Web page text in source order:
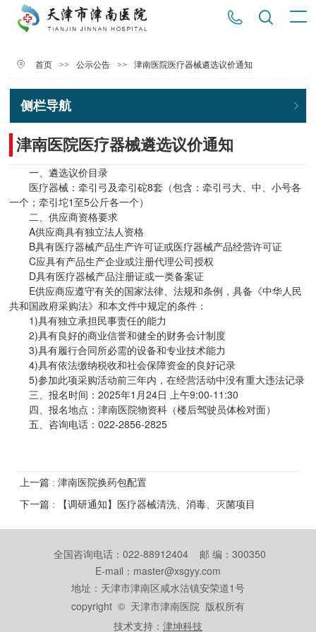
首页 >> 公示公告 >> 津南医院医疗器械遴选议价通知
侧栏导航
津南医院医疗器械遴选议价通知
一、遴选议价目录
医疗器械：牵引弓及牵引砣8套（包含：牵引弓大、中、小号各
一个；牵引坨1至5公斤各一个）
二、供应商资格要求
A供应商具有独立法人资格
B具有医疗器械产品生产许可证或医疗器械产品经营许可证
C应具有产品生产企业或注册代理公司授权
D具有医疗器械产品注册证或一类备案证
E供应商应遵守有关的国家法律、法规和条例，具备《中华人民
共和国政府采购法》和本文件中规定的条件：
1)具有独立承担民事责任的能力
2)具有良好的商业信誉和健全的财务会计制度
3)具有履行合同所必需的设备和专业技术能力
4)具有依法缴纳税收和社会保障资金的良好记录
5)参加此项采购活动前三年内，在经营活动中没有重大违法记录
三、报名时间：2025年1月24日 上午9:00-11:30
四、报名地点：津南医院物资科（楼后驾驶员体检对面）
五、咨询电话：022-2856-2825
上一篇 : 津南医院换药包配置
下一篇 : 【调研通知】医疗器械清洗、消毒、灭菌项目
全国咨询电话：022-88912404 邮 编：300350
E-mail：master@xsgyy.com
地址：天津市津南区咸水沽镇安荣道1号
copyright © 天津市津南医院 版权所有
技术支持： 津坤科技